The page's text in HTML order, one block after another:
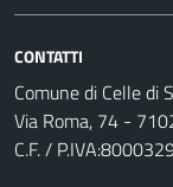
CONTATTI
Comune di Celle di
Via Roma, 74 -
C.F. /